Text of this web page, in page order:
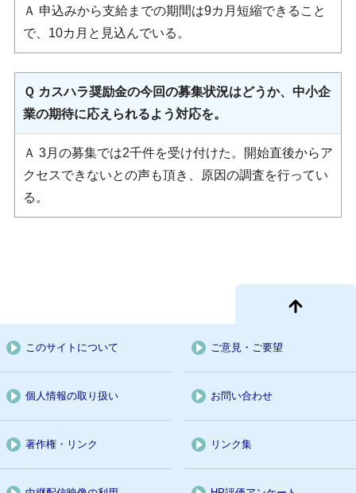
Ａ 申込みから支給までの期間は9カ月短縮できること
で、10カ月と見込んでいる。
Ｑ カスハラ奨励金の今回の募集状況はどうか、中小企
業の期待に応えられるよう対応を。
Ａ 3月の募集では2千件を受け付けた。開始直後からア
クセスできないとの声も頂き、原因の調査を行ってい
る。
このサイトについて ご意見・ご要望
個人情報の取り扱い お問い合わせ
著作権・リンク リンク集